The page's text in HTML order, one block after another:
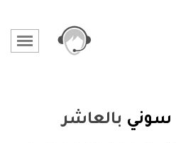
سوني بالعاشر